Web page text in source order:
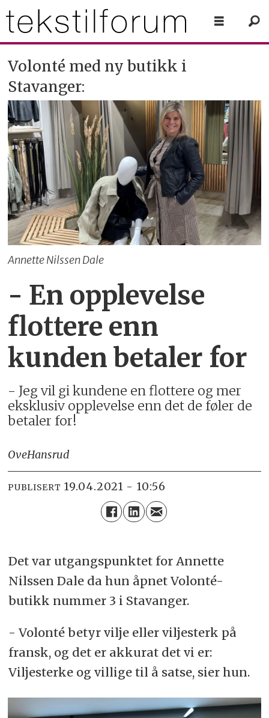
Volonté med ny butikk i
Stavanger:
Annette Nilssen Dale
- En opplevelse
flottere enn
kunden betaler for
- Jeg vil gi kundene en flottere og mer
eksklusiv opplevelse enn det de føler de
betaler for!
OveHansrud
PUBLISERT 19.04.2021 - 10:56
Det var utgangspunktet for Annette
Nilssen Dale da hun åpnet Volonté-
butikk nummer 3 i Stavanger.
- Volonté betyr vilje eller viljesterk på
fransk, og det er akkurat det vi er:
Viljesterke og villige til å satse, sier hun.